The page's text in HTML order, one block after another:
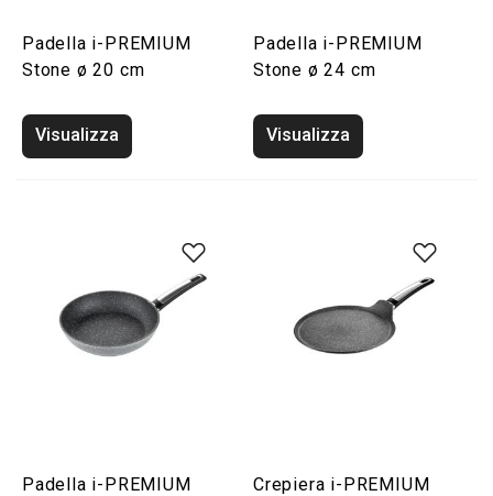
Padella i-PREMIUM
Stone ø 20 cm
Visualizza
Padella i-PREMIUM
Stone ø 24 cm
Visualizza
Padella i-PREMIUM
Crepiera i-PREMIUM